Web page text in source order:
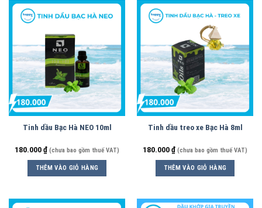
Tinh dầu Bạc Hà NEO 10ml
180.000₫ (chưa bao gồm thuế VAT)
THÊM VÀO GIỎ HÀNG
Tinh dầu treo xe Bạc Hà 8ml
180.000₫ (chưa bao gồm thuế VAT)
THÊM VÀO GIỎ HÀNG